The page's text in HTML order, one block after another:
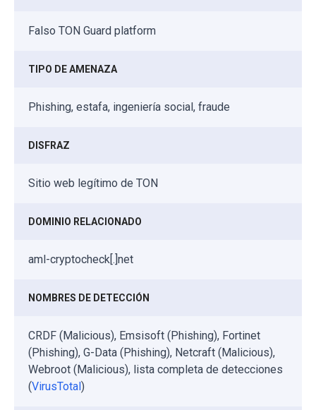
Falso TON Guard platform
TIPO DE AMENAZA
Phishing, estafa, ingeniería social, fraude
DISFRAZ
Sitio web legítimo de TON
DOMINIO RELACIONADO
aml-cryptocheck[.]net
NOMBRES DE DETECCIÓN
CRDF (Malicious), Emsisoft (Phishing), Fortinet
(Phishing), G-Data (Phishing), Netcraft (Malicious),
Webroot (Malicious), lista completa de detecciones
(VirusTotal )